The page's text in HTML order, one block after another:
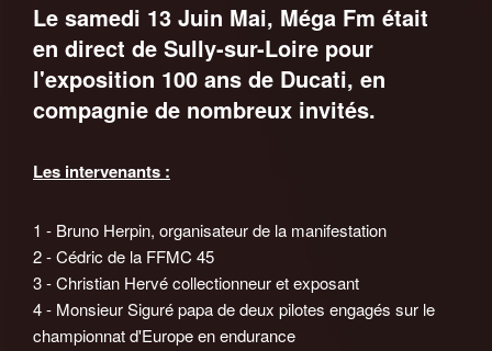
Le samedi 13 Juin Mai, Méga Fm était
en direct de Sully-sur-Loire pour
l'exposition 100 ans de Ducati, en
compagnie de nombreux invités.
Les intervenants :
1 - Bruno Herpin, organisateur de la manifestation
2 - Cédric de la FFMC 45
3 - Christian Hervé collectionneur et exposant
4 - Monsieur Siguré papa de deux pilotes engagés sur le
championnat d'Europe en endurance